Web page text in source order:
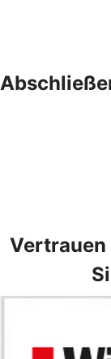
Vertrauen